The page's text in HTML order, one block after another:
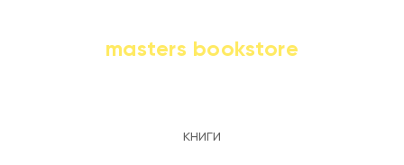
masters bookstore
книги